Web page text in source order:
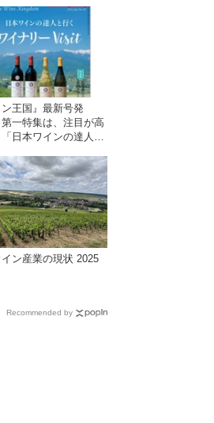
ン王国』最新号発
一特集は、注目が高
日本ワインの達人と
ン産業の現状 2025
Recommended by